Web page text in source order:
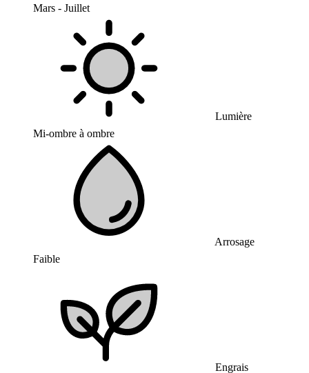
Mars - Juillet
Lumière
Mi-ombre à ombre
Arrosage
Faible
Engrais